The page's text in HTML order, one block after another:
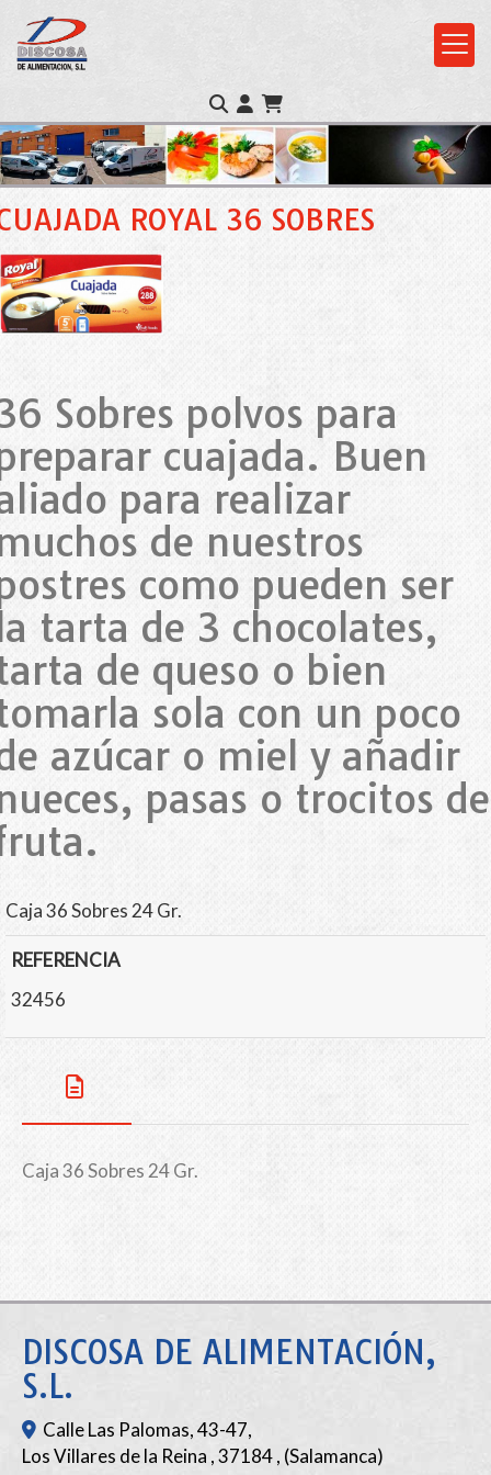
ROYAL 36 SOBRES
Sobres polvos para
cuajada. Buen
para realizar
de nuestros
como pueden ser
tarta de 3 chocolates,
de queso o bien
sola con un poco
azúcar o miel y añadir
pasas o trocitos de
Caja 36 Sobres 24 Gr.
REFERENCIA
32456
Caja 36 Sobres 24 Gr.
DISCOSA DE ALIMENTACIÓN,
S.L.
Calle Las Palomas, 43-47,
Los Villares de la Reina ,37184, (Salamanca)